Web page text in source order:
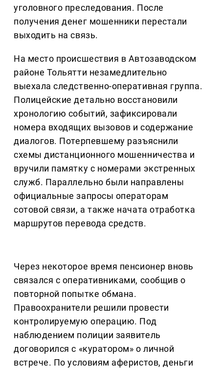
уголовного преследования. После
получения денег мошенники перестали
выходить на связь.
На место происшествия в Автозаводском
районе Тольятти незамедлительно
выехала следственно-оперативная группа.
Полицейские детально восстановили
хронологию событий, зафиксировали
номера входящих вызовов и содержание
диалогов. Потерпевшему разъяснили
схемы дистанционного мошенничества и
вручили памятку с номерами экстренных
служб. Параллельно были направлены
официальные запросы операторам
сотовой связи, а также начата отработка
маршрутов перевода средств.
Через некоторое время пенсионер вновь
связался с оперативниками, сообщив о
повторной попытке обмана.
Правоохранители решили провести
контролируемую операцию. Под
наблюдением полиции заявитель
договорился с «куратором» о личной
встрече. По условиям аферистов, деньги